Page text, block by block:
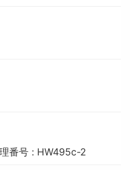
番号 : HW495c-2